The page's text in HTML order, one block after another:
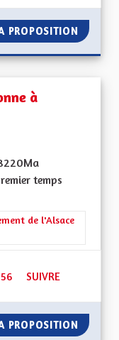
PROPOSITION ETRE
à
temps
Culture, l'Education et
de l'Alsace
56 56 ABONNÉS
SUIVRE
PROPOSITION UNE